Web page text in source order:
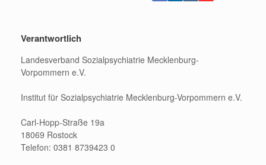
Verantwortlich
Landesverband Sozialpsychiatrie Mecklenburg-
Vorpommern e.V.
Institut für Sozialpsychiatrie Mecklenburg-Vorpommern e.V.
Carl-Hopp-Straße 19a
18069 Rostock
Telefon: 0381 8739423 0